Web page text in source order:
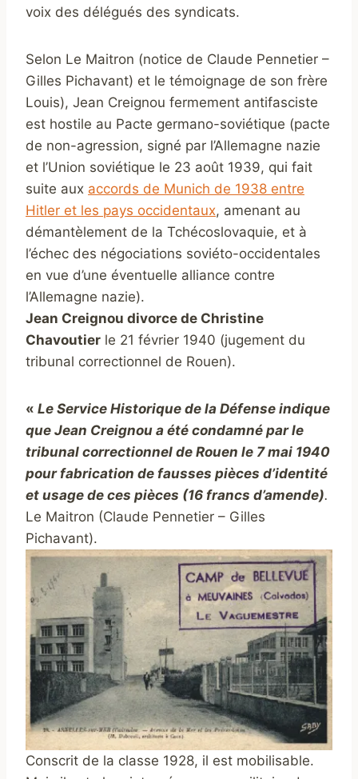
voix des délégués des syndicats.
Selon Le Maitron (notice de Claude Pennetier –
Gilles Pichavant) et le témoignage de son frère
Louis), Jean Creignou fermement antifasciste
est hostile au Pacte germano-soviétique (pacte
de non-agression, signé par l’Allemagne nazie
et l’Union soviétique le 23 août 1939, qui fait
suite aux accords de Munich de 1938 entre
Hitler et les pays occidentaux, amenant au
démantèlement de la Tchécoslovaquie, et à
l’échec des négociations soviéto-occidentales
en vue d’une éventuelle alliance contre
l’Allemagne nazie).
Jean Creignou divorce de Christine
Chavoutier le 21 février 1940 (jugement du
tribunal correctionnel de Rouen).
« Le Service Historique de la Défense indique
que Jean Creignou a été condamné par le
tribunal correctionnel de Rouen le 7 mai 1940
pour fabrication de fausses pièces d’identité
et usage de ces pièces (16 francs d’amende).
Le Maitron (Claude Pennetier – Gilles
Pichavant).
Conscrit de la classe 1928, il est mobilisable.